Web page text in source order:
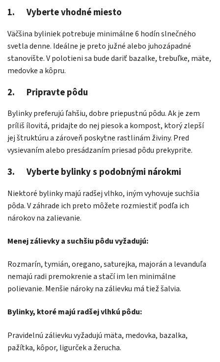
1. Vyberte vhodné miesto
Väčšina byliniek potrebuje minimálne 6 hodín slnečného
svetla denne. Ideálne je preto južné alebo juhozápadné
stanovište. V polotieni sa bude dariť bazalke, trebuľke, mäte,
medovke a kôpru.
2. Pripravte pôdu
Bylinky preferujú ľahšiu, dobre priepustnú pôdu. Ak je zem
príliš ílovitá, pridajte do nej piesok a kompost, ktorý zlepší
jej štruktúru a zároveň poskytne rastlinám živiny. Pred
vysievaním alebo presádzaním priesad pôdu prekyprite.
3. Vyberte bylinky s podobnými nárokmi
Niektoré bylinky majú radšej vlhko, iným vyhovuje suchšia
pôda. V záhrade ich preto môžete rozmiestiť podľa ich
nárokov na zalievanie.
Menej zálievky a suchšiu pôdu vyžadujú:
Rozmarín, tymián, oregano, saturejka, majorán a levanduľa
nemajú radi premokrenie a stačí im len minimálne
polievanie. Menšie nároky na zálievku má tiež šalvia.
Bylinky, ktoré majú radšej vlhkú pôdu:
Pravidelnú zálievku vyžadujú mäta, medovka, bazalka,
pažítka, kôpor, ligurček a žerucha.